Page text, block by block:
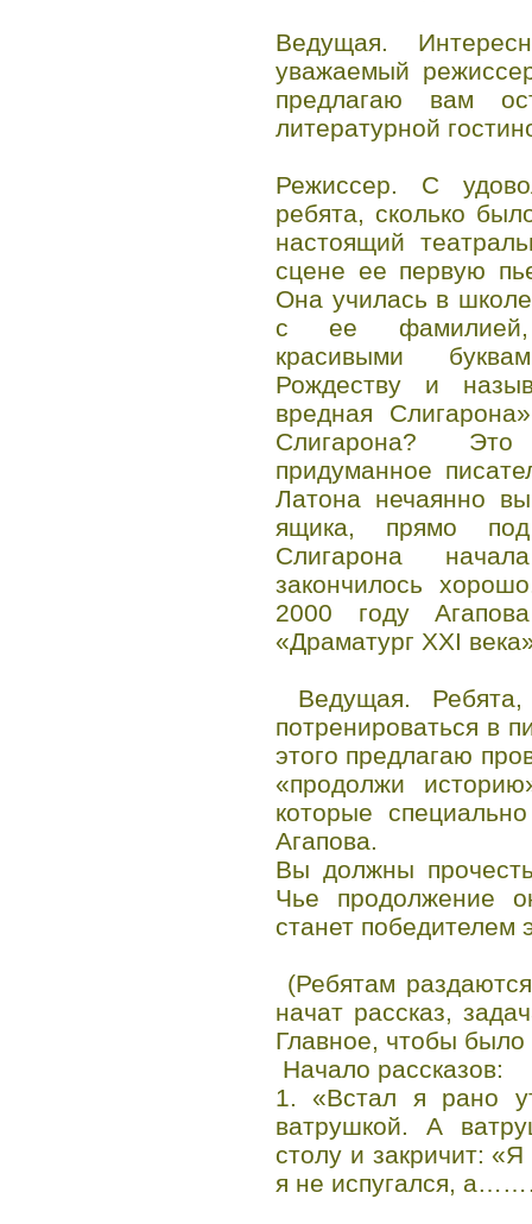
Ведущая.
уважаемый
предлагаю вам
литературной
Режиссер. С
ребята, сколько
настоящий
сцене ее первую
Она училась в
с ее фамилией,
красивыми
Рождеству и
вредная
Слигарона?
придуманное
Латона нечаянно
ящика, прямо
Слигарона
закончилось
2000 году
«Драматург XXI
Ведущая.
потренироваться в
этого предлагаю
«продолжи
которые
Агапова.
Вы должны
Чье продолжение
станет победителем
(Ребятам
начат рассказ,
Главное, чтобы
Начало рассказов:
1. «Встал я рано
ватрушкой. А
столу и закричит:
я не испугался,